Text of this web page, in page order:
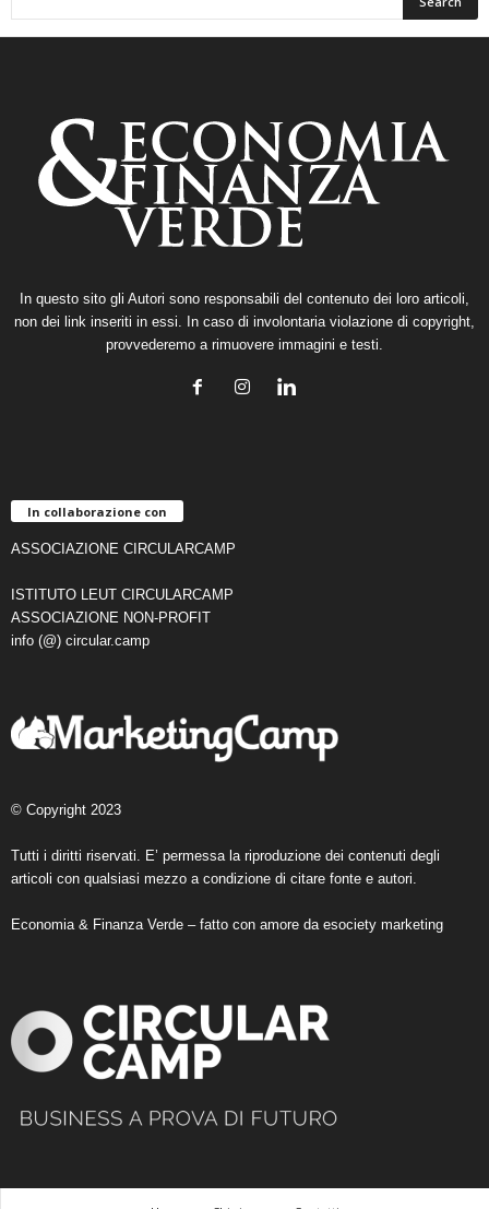
In questo sito gli Autori sono responsabili del contenuto dei loro articoli,
non dei link inseriti in essi. In caso di involontaria violazione di copyright,
provvederemo a rimuovere immagini e testi.
In collaborazione con
ASSOCIAZIONE CIRCULARCAMP
ISTITUTO LEUT CIRCULARCAMP
ASSOCIAZIONE NON-PROFIT
info (@) circular.camp
© Copyright 2023
Tutti i diritti riservati. E’ permessa la riproduzione dei contenuti degli
articoli con qualsiasi mezzo a condizione di citare fonte e autori.
Economia & Finanza Verde – fatto con amore da esociety marketing